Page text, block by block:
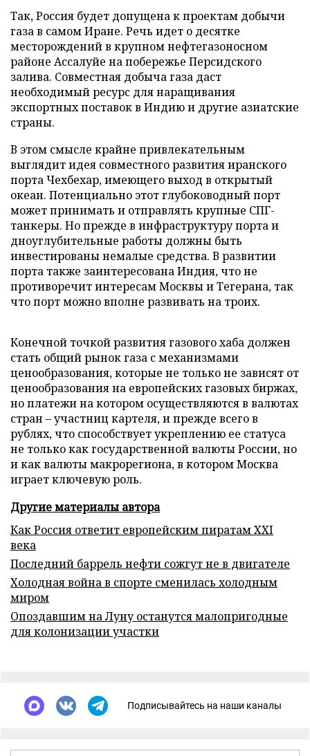
Так, Россия будет допущена к проектам добычи
газа в самом Иране. Речь идет о десятке
месторождений в крупном нефтегазоносном
районе Ассалуйе на побережье Персидского
залива. Совместная добыча газа даст
необходимый ресурс для наращивания
экспортных поставок в Индию и другие азиатские
страны.
В этом смысле крайне привлекательным
выглядит идея совместного развития иранского
порта Чехбехар, имеющего выход в открытый
океан. Потенциально этот глубоководный порт
может принимать и отправлять крупные СПГ-
танкеры. Но прежде в инфраструктуру порта и
дноуглубительные работы должны быть
инвестированы немалые средства. В развитии
порта также заинтересована Индия, что не
противоречит интересам Москвы и Тегерана, так
что порт можно вполне развивать на троих.
Конечной точкой развития газового хаба должен
стать общий рынок газа с механизмами
ценообразования, которые не только не зависят от
ценообразования на европейских газовых биржах,
но платежи на котором осуществляются в валютах
стран – участниц картеля, и прежде всего в
рублях, что способствует укреплению ее статуса
не только как государственной валюты России, но
и как валюты макрорегиона, в котором Москва
играет ключевую роль.
Другие материалы автора
Как Россия ответит европейским пиратам XXI
века
Последний баррель нефти сожгут не в двигателе
Холодная война в спорте сменилась холодным
миром
Опоздавшим на Луну останутся малопригодные
для колонизации участки
Подписывайтесь на наши каналы